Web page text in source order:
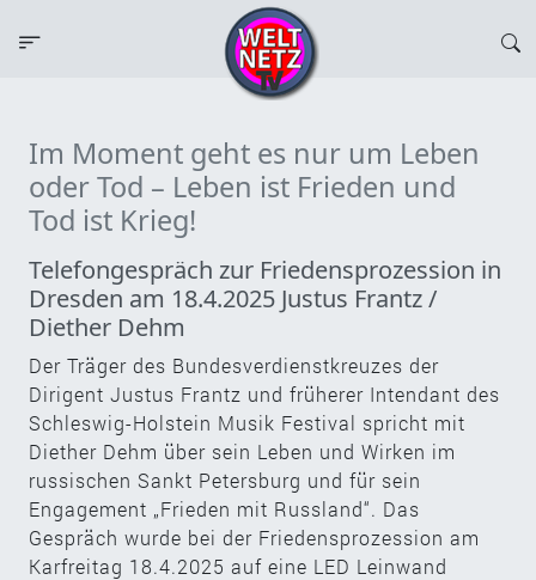
Im Moment geht es nur um Leben
oder Tod – Leben ist Frieden und
Tod ist Krieg!
Telefongespräch zur Friedensprozession in
Dresden am 18.4.2025 Justus Frantz /
Diether Dehm
Der Träger des Bundesverdienstkreuzes der
Dirigent Justus Frantz und früherer Intendant des
Schleswig-Holstein Musik Festival spricht mit
Diether Dehm über sein Leben und Wirken im
russischen Sankt Petersburg und für sein
Engagement „Frieden mit Russland“. Das
Gespräch wurde bei der Friedensprozession am
Karfreitag 18.4.2025 auf eine LED Leinwand